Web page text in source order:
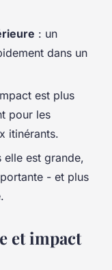
: un
dans un
est plus
pour les
itinérants.
elle est grande,
- et plus
et impact